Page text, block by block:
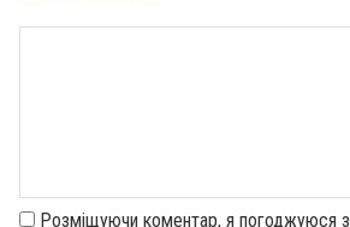
Розміщуючи коментар, я погоджуюся з